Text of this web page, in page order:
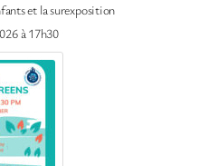
et la surexposition
à 17h30